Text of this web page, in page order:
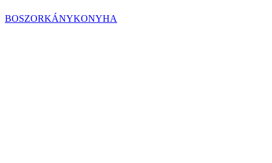
BOSZORKÁNYKONYHA